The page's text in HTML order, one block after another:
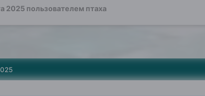
2025пользователем птаха